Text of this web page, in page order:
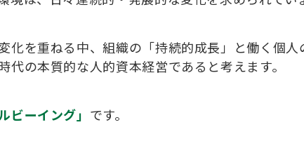
化を重ねる中、組織の「持続的成長」と働く個人
の本質的な人的資本経営であると考えます。
ビーイング」 です。